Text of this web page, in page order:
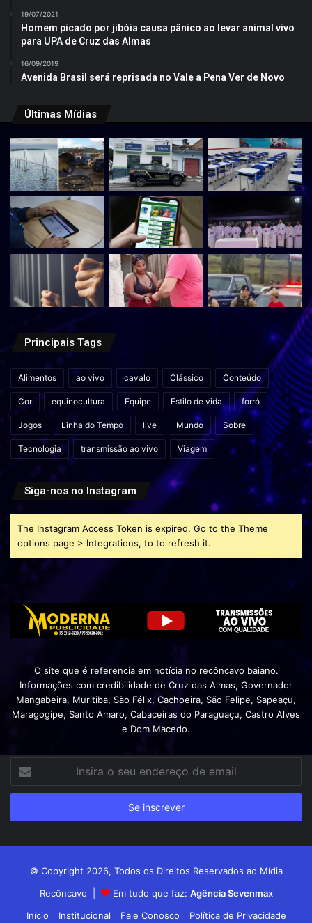
19/07/2021
Homem picado por jibóia causa pânico ao levar animal vivo
para UPA de Cruz das Almas
16/09/2019
Avenida Brasil será reprisada no Vale a Pena Ver de Novo
Últimas Mídias
Principais Tags
Alimentos ao vivo cavalo Clássico Conteúdo
Cor equinocultura Equipe Estilo de vida forró
Jogos Linha do Tempo live Mundo Sobre
Tecnologia transmissão ao vivo Viagem
Siga-nos no Instagram
The Instagram Access Token is expired, Go to the Theme
options page > Integrations, to to refresh it.
O site que é referencia em notícia no recôncavo baiano.
Informações com credibilidade de Cruz das Almas, Governador
Mangabeira, Muritiba, São Félix, Cachoeira, São Felipe, Sapeaçu,
Maragogipe, Santo Amaro, Cabaceiras do Paraguaçu, Castro Alves
e Dom Macedo.
seu
de
© Copyright 2026, Todos os Direitos Reservados ao Mídia
Recôncavo |
Em tudo que faz: Agência Sevenmax
Início
Institucional Fale Conosco Política de Privacidade